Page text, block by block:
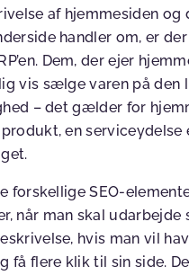
af hjemmesiden og
handler om, er
Dem, der ejer
vis sælge varen på den
– det gælder for
en serviceydelse
forskellige SEO-
når man skal udarbejde
hvis man vil
få flere klik til sin side.